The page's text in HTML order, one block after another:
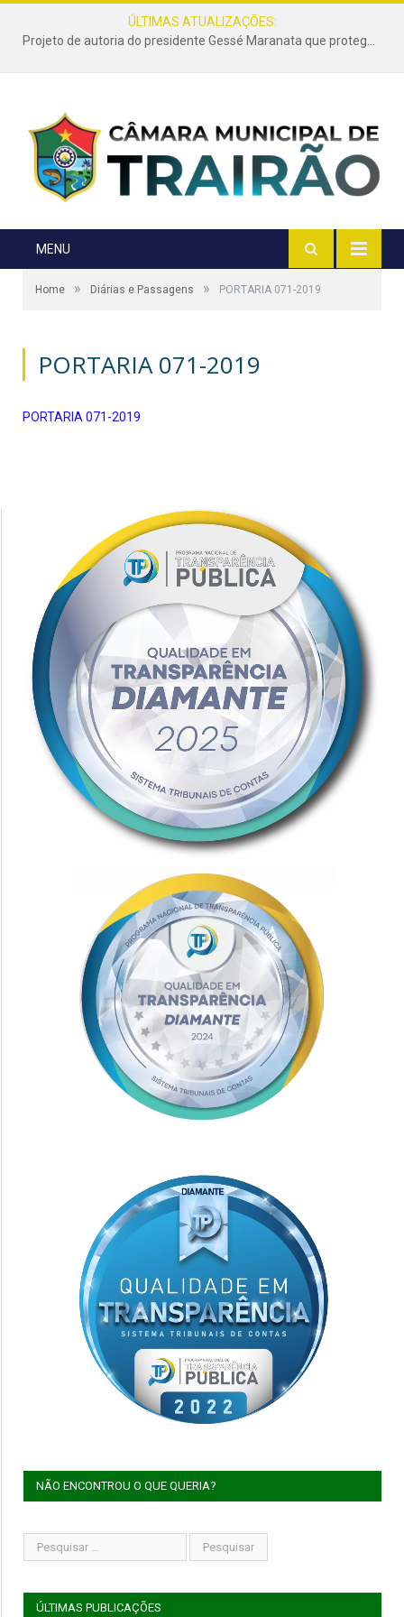
ÚLTIMAS ATUALIZAÇÕES:
Projeto de autoria do presidente Gessé Maranata que protege as estradas vicinais de Trairão é transformado em lei
MENU
Home » Diárias e Passagens » PORTARIA 071-2019
PORTARIA 071-2019
PORTARIA 071-2019
NÃO ENCONTROU O QUE QUERIA?
ÚLTIMAS PUBLICAÇÕES